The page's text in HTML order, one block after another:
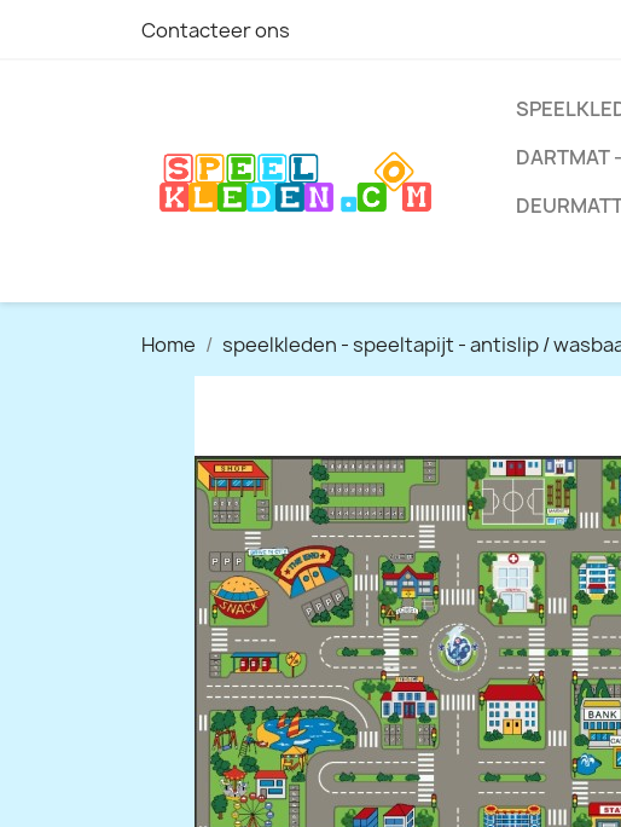
Contacteer ons
DARTMAT
Home speelkleden - speeltapijt - antislip /